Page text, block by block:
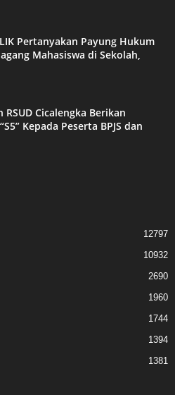
Pertanyakan Payung Hukum
Mahasiswa di Sekolah,
RSUD Cicalengka Berikan
Kepada Peserta BPJS dan
12797
10932
2690
1960
1744
1394
1381